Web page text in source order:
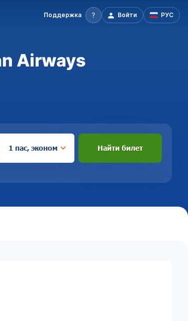
Поддержка Войти РУС
Airways
1 пас, эконом Найти билет